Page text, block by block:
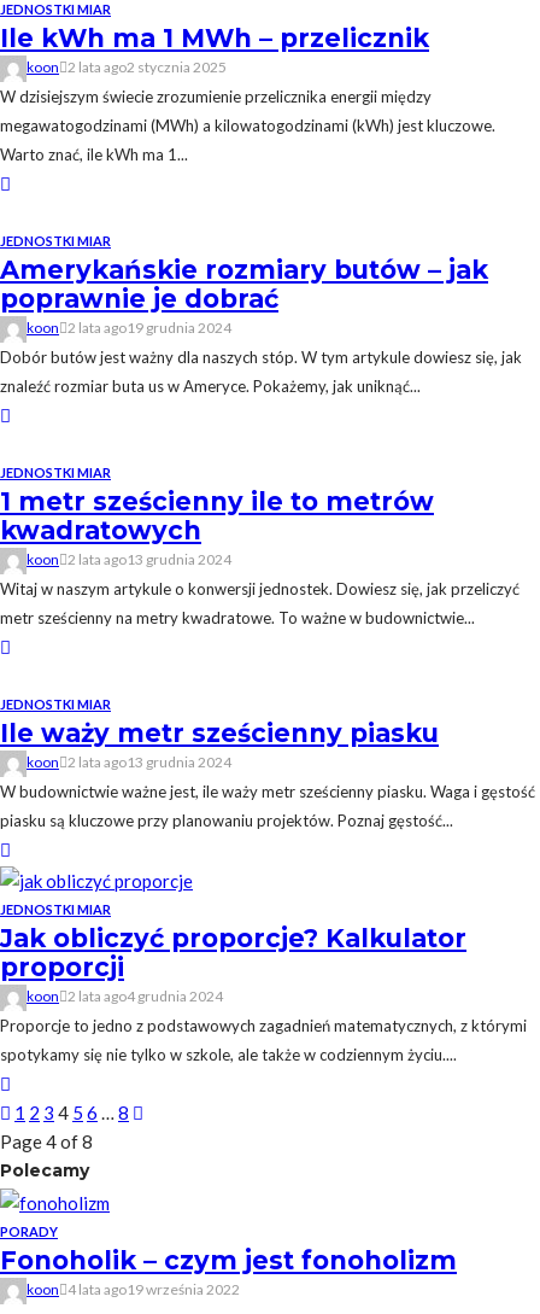
JEDNOSTKI MIAR
Ile kWh ma 1 MWh – przelicznik
koon 2 lata ago2 stycznia 2025
W dzisiejszym świecie zrozumienie przelicznika energii między
megawatogodzinami (MWh) a kilowatogodzinami (kWh) jest kluczowe.
Warto znać, ile kWh ma 1...
JEDNOSTKI MIAR
Amerykańskie rozmiary butów – jak
poprawnie je dobrać
koon 2 lata ago19 grudnia 2024
Dobór butów jest ważny dla naszych stóp. W tym artykule dowiesz się, jak
znaleźć rozmiar buta us w Ameryce. Pokażemy, jak uniknąć...
JEDNOSTKI MIAR
1 metr sześcienny ile to metrów
kwadratowych
koon 2 lata ago13 grudnia 2024
Witaj w naszym artykule o konwersji jednostek. Dowiesz się, jak przeliczyć
metr sześcienny na metry kwadratowe. To ważne w budownictwie...
JEDNOSTKI MIAR
Ile waży metr sześcienny piasku
koon 2 lata ago13 grudnia 2024
W budownictwie ważne jest, ile waży metr sześcienny piasku. Waga i gęstość
piasku są kluczowe przy planowaniu projektów. Poznaj gęstość...
JEDNOSTKI MIAR
Jak obliczyć proporcje? Kalkulator
proporcji
koon 2 lata ago4 grudnia 2024
Proporcje to jedno z podstawowych zagadnień matematycznych, z którymi
spotykamy się nie tylko w szkole, ale także w codziennym życiu....
1 2 3 4 5 6 … 8
Page 4 of 8
Polecamy
PORADY
Fonoholik – czym jest fonoholizm
koon 4 lata ago19 września 2022